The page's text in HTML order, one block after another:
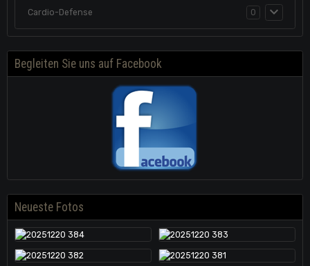
Cardio-Defense 0
Begleiten Sie uns auf Facebook
Neueste Fotos